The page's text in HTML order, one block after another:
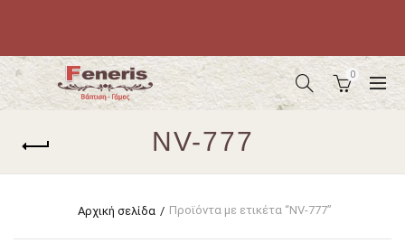
0
NV-777
Αρχική σελίδα Προϊόντα με ετικέτα “NV-777”